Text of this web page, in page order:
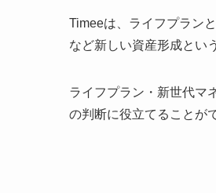
Timeeは、ライフプラン
など新しい資産形成とい
ライフプラン・新世代マ
の判断に役立てることが